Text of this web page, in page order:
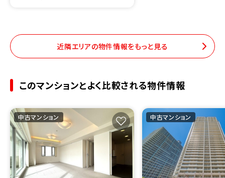
近隣エリアの物件情報をもっと見る
このマンションとよく比較される物件情報
中古マンション 中古マンション